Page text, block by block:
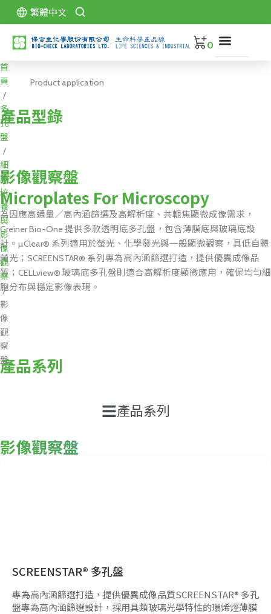
內
容
繁體中文
理
品
牌
下
載
0
首
頁
/
多
孔
盤
/
細
胞
培
養
與
影
像
觀
察
/
影
像
觀
察
盤
Product application
產品型錄
影像觀察盤
Microplates For Microscopy
為因應高通量／高內涵篩選及高解析度、共軛焦顯微成像需求，
Greiner Bio-One 提供多款透明底多孔盤，包含薄膜底與玻璃底設
計。µClear® 系列適用於螢光、化學發光與一般顯微觀察，具低自體
螢光；SCREENSTAR® 系列專為高內涵篩選打造，提供優異成像品
質；CELLview® 玻璃底多孔盤則適合高解析度顯微應用，確保均勻細
胞分布與穩定影像表現。
產品系列
Main
產品系列
影像觀察盤
SCREENSTAR® 多孔盤
專為高內涵篩選打造，提供優異成像品質SCREENSTAR® 多孔
盤專為高內涵篩選設計，採用具類玻璃光學特性的環烯烴薄膜